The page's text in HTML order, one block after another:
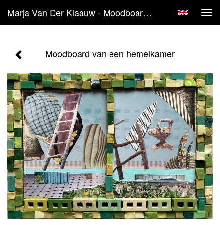
Marja Van Der Klaauw - Moodboard Van Een Hemelkamer
Moodboard van een hemelkamer